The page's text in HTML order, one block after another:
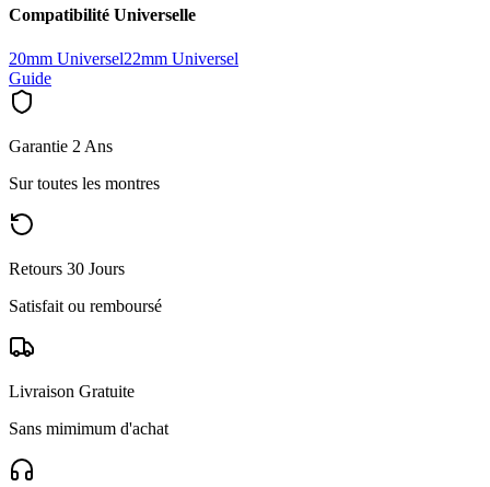
Compatibilité Universelle
20mm Universel22mm Universel
Guide
Garantie 2 Ans
Sur toutes les montres
Retours 30 Jours
Satisfait ou remboursé
Livraison Gratuite
Sans mimimum d'achat